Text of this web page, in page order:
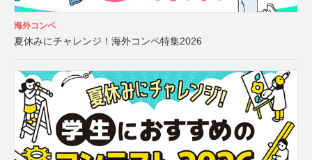
海外コンペ
夏休みにチャレンジ！海外コンペ特集2026